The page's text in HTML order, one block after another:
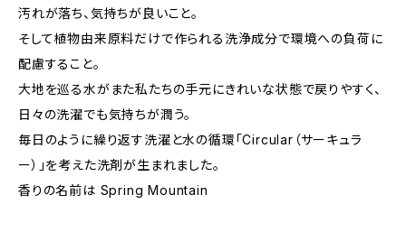
汚れが落ち、気持ちが良いこと。
そして植物由来原料だけで作られる洗浄成分で環境への負荷に
配慮すること。
大地を巡る水がまた私たちの手元にきれいな状態で戻りやすく、
日々の洗濯でも気持ちが潤う。
毎日のように繰り返す洗濯と水の循環「Circular（サーキュラ
ー）」を考えた洗剤が生まれました。
香りの名前は Spring Mountain